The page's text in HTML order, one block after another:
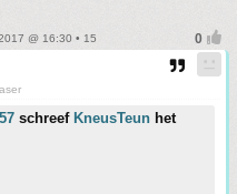
@ 16:30 • 15
schreef KneusTeun het